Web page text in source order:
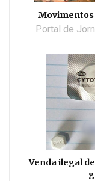
Portal de
Venda ilegal